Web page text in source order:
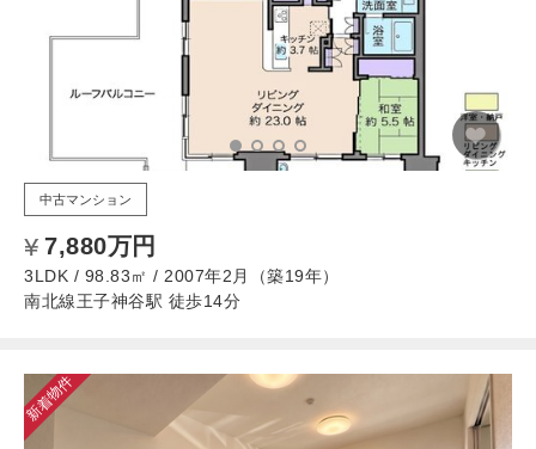
中古マンション
7,880万円
3LDK / 98.83㎡ / 2007年2月（築19年）
南北線王子神谷駅 徒歩14分
新着物件